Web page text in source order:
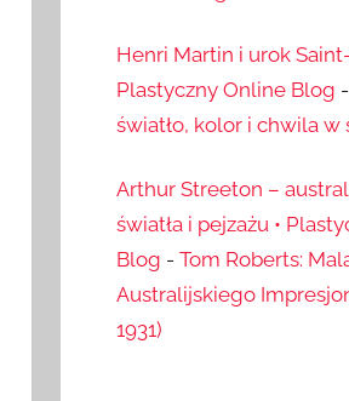
Henri Martin i urok
Plastyczny Online Blog -
światło, kolor i chwila w
Arthur Streeton –
światła i pejzażu •
Blog - Tom Roberts:
Australijskiego
1931)